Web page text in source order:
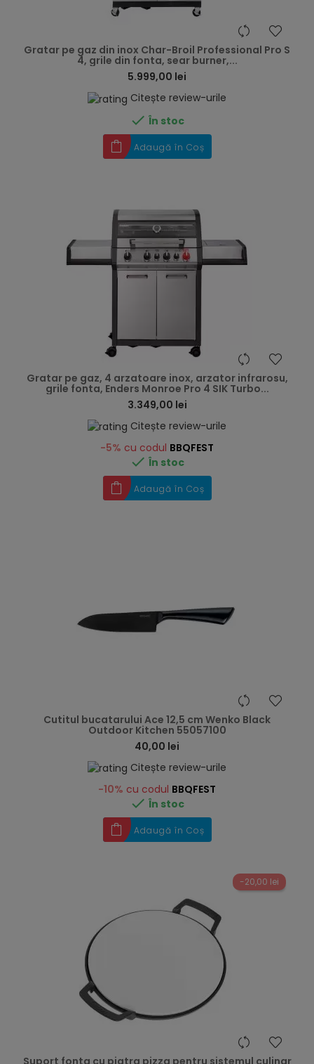
Gratar pe gaz din inox Char-Broil Professional Pro S
4, grile din fonta, sear burner,...
5.999,00 lei
Citește review-urile
 În stoc
Adaugă în Coș
Gratar pe gaz, 4 arzatoare inox, arzator infrarosu,
grile fonta, Enders Monroe Pro 4 SIK Turbo...
3.349,00 lei
Citește review-urile
-5% cu codul BBQFEST
 În stoc
Adaugă în Coș
Cutitul bucatarului Ace 12,5 cm Wenko Black
Outdoor Kitchen 55057100
40,00 lei
Citește review-urile
-10% cu codul BBQFEST
 În stoc
Adaugă în Coș
-20,00 lei
Suport fonta cu piatra pizza pentru sistemul culinar